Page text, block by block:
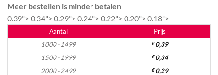
Meer bestellen is minder betalen
0.39"> 0.34"> 0.29"> 0.24"> 0.22"> 0.20"> 0.18">
Aantal
Prijs
1000 - 1499
€0,39
1500 - 1999
€0,34
2000 - 2499
€0,29